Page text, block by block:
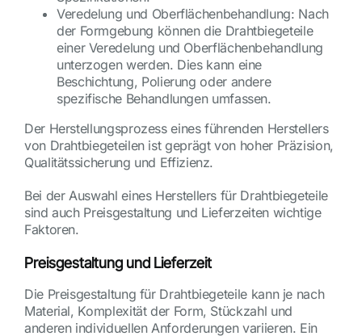
Veredelung und Oberflächenbehandlung: Nach
der Formgebung können die Drahtbiegeteile
einer Veredelung und Oberflächenbehandlung
unterzogen werden. Dies kann eine
Beschichtung, Polierung oder andere
spezifische Behandlungen umfassen.
Der Herstellungsprozess eines führenden Herstellers
von Drahtbiegeteilen ist geprägt von hoher Präzision,
Qualitätssicherung und Effizienz.
Bei der Auswahl eines Herstellers für Drahtbiegeteile
sind auch Preisgestaltung und Lieferzeiten wichtige
Faktoren.
Preisgestaltung und Lieferzeit
Die Preisgestaltung für Drahtbiegeteile kann je nach
Material, Komplexität der Form, Stückzahl und
anderen individuellen Anforderungen variieren. Ein